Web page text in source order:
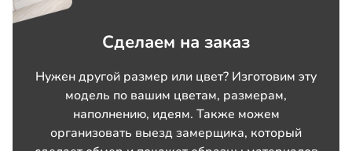
Сделаем на заказ
Нужен другой размер или цвет? Изготовим эту
модель по вашим цветам, размерам,
наполнению, идеям. Также можем
организовать выезд замерщика, который